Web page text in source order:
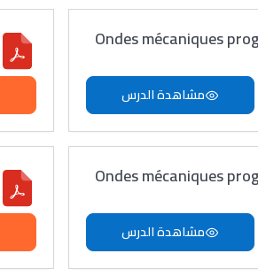
Ondes mécaniques
مشاهدة الدرس
Ondes mécaniques
مشاهدة الدرس